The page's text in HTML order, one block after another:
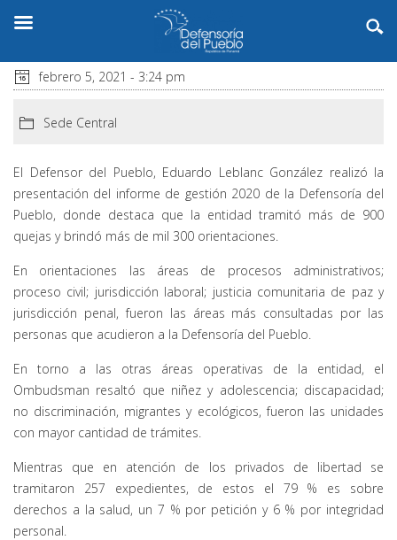
febrero 5, 2021 - 3:24 pm
Sede Central
El Defensor del Pueblo, Eduardo Leblanc González realizó la
presentación del informe de gestión 2020 de la Defensoría del
Pueblo, donde destaca que la entidad tramitó más de 900
quejas y brindó más de mil 300 orientaciones.
En orientaciones las áreas de procesos administrativos;
proceso civil; jurisdicción laboral; justicia comunitaria de paz y
jurisdicción penal, fueron las áreas más consultadas por las
personas que acudieron a la Defensoría del Pueblo.
En torno a las otras áreas operativas de la entidad, el
Ombudsman resaltó que niñez y adolescencia; discapacidad;
no discriminación, migrantes y ecológicos, fueron las unidades
con mayor cantidad de trámites.
Mientras que en atención de los privados de libertad se
tramitaron 257 expedientes, de estos el 79 % es sobre
derechos a la salud, un 7 % por petición y 6 % por integridad
personal.